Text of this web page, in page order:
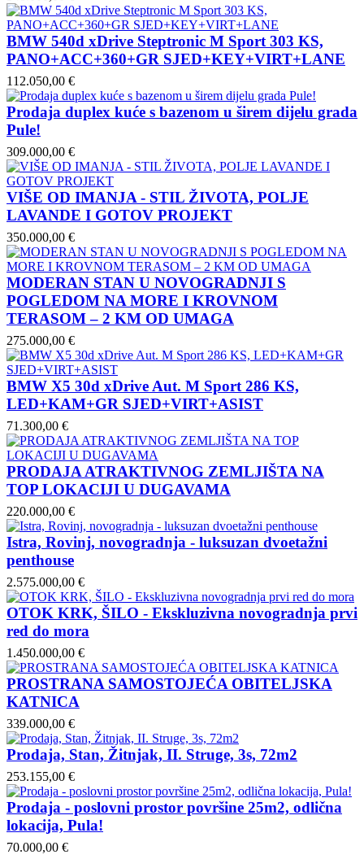
BMW 540d xDrive Steptronic M Sport 303 KS,
PANO+ACC+360+GR SJED+KEY+VIRT+LANE
112.050,00 €
Prodaja duplex kuće s bazenom u širem dijelu grada
Pule!
309.000,00 €
VIŠE OD IMANJA - STIL ŽIVOTA, POLJE
LAVANDE I GOTOV PROJEKT
350.000,00 €
MODERAN STAN U NOVOGRADNJI S
POGLEDOM NA MORE I KROVNOM
TERASOM – 2 KM OD UMAGA
275.000,00 €
BMW X5 30d xDrive Aut. M Sport 286 KS,
LED+KAM+GR SJED+VIRT+ASIST
71.300,00 €
PRODAJA ATRAKTIVNOG ZEMLJIŠTA NA
TOP LOKACIJI U DUGAVAMA
220.000,00 €
Istra, Rovinj, novogradnja - luksuzan dvoetažni
penthouse
2.575.000,00 €
OTOK KRK, ŠILO - Ekskluzivna novogradnja prvi
red do mora
1.450.000,00 €
PROSTRANA SAMOSTOJEĆA OBITELJSKA
KATNICA
339.000,00 €
Prodaja, Stan, Žitnjak, II. Struge, 3s, 72m2
253.155,00 €
Prodaja - poslovni prostor površine 25m2, odlična
lokacija, Pula!
70.000,00 €